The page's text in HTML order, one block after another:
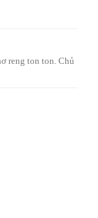
reng ton ton. Chủ